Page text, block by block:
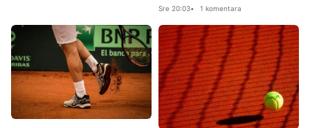
Sre 20:03 1 komentara